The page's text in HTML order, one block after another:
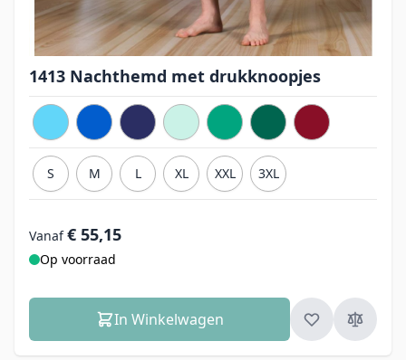
1413 Nachthemd met drukknoopjes
S M L XL XXL 3XL
Vanaf € 55,15
Op voorraad
In Winkelwagen